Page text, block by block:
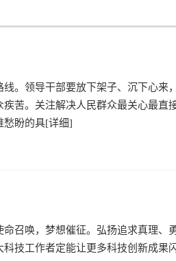
。领导干部要放下架子、沉下心来
苦。关注解决人民群众最关心最直
愁盼的具[详细]
召唤，梦想催征。弘扬追求真理、
技工作者定能让更多科技创新成果